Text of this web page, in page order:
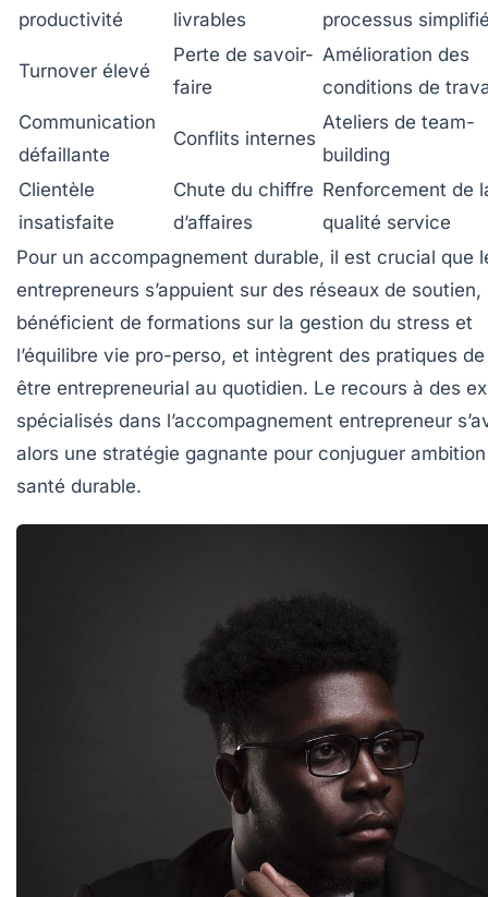
productivité
livrables
processus
Turnover élevé
Perte de savoir-
faire
Amélioration des
conditions de
Communication
défaillante
Conflits internes
Ateliers de team-
building
Clientèle
insatisfaite
Chute du chiffre
d’affaires
Renforcement de
qualité service
Pour un accompagnement durable, il est crucial que
entrepreneurs s’appuient sur des réseaux de soutien,
bénéficient de formations sur la gestion du stress et
l’équilibre vie pro-perso, et intègrent des pratiques
être entrepreneurial au quotidien. Le recours à des
spécialisés dans l’accompagnement entrepreneur
alors une stratégie gagnante pour conjuguer
santé durable.